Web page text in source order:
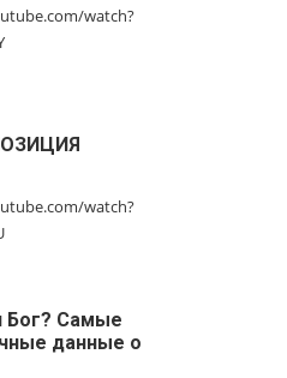
watch?
watch?
Бог? Самые
данные о